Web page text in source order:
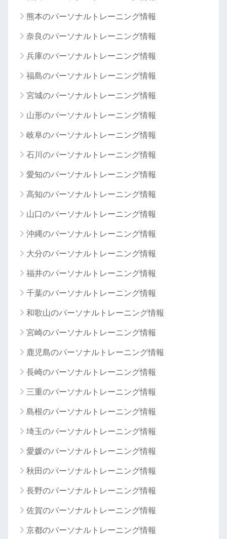
熊本のパーソナルトレーニング情報
奈良のパーソナルトレーニング情報
兵庫のパーソナルトレーニング情報
福島のパーソナルトレーニング情報
宮城のパーソナルトレーニング情報
山形のパーソナルトレーニング情報
岐阜のパーソナルトレーニング情報
石川のパーソナルトレーニング情報
愛知のパーソナルトレーニング情報
高知のパーソナルトレーニング情報
山口のパーソナルトレーニング情報
沖縄のパーソナルトレーニング情報
大分のパーソナルトレーニング情報
福井のパーソナルトレーニング情報
千葉のパーソナルトレーニング情報
和歌山のパーソナルトレーニング情報
宮崎のパーソナルトレーニング情報
鹿児島のパーソナルトレーニング情報
長崎のパーソナルトレーニング情報
三重のパーソナルトレーニング情報
島根のパーソナルトレーニング情報
埼玉のパーソナルトレーニング情報
愛媛のパーソナルトレーニング情報
秋田のパーソナルトレーニング情報
長野のパーソナルトレーニング情報
佐賀のパーソナルトレーニング情報
京都のパーソナルトレーニング情報